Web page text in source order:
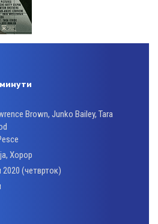
Brown, Junko Bailey, Tara
, Хорор
2020 (четврток)